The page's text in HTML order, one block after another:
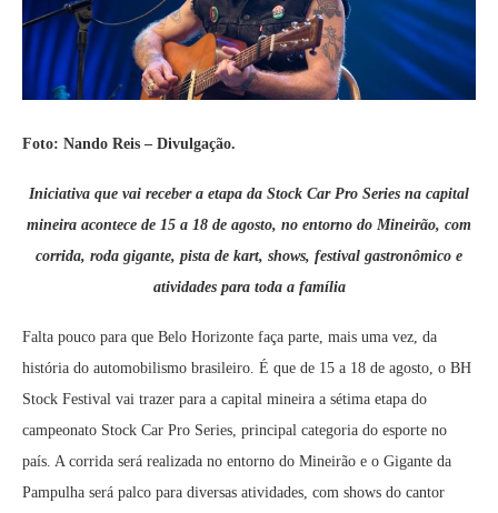
Foto: Nando Reis – Divulgação.
Iniciativa que vai receber a etapa da Stock Car Pro Series na capital
mineira acontece de 15 a 18 de agosto, no entorno do Mineirão, com
corrida, roda gigante, pista de kart, shows, festival gastronômico e
atividades para toda a família
Falta pouco para que Belo Horizonte faça parte, mais uma vez, da
história do automobilismo brasileiro. É que de 15 a 18 de agosto, o BH
Stock Festival vai trazer para a capital mineira a sétima etapa do
campeonato Stock Car Pro Series, principal categoria do esporte no
país. A corrida será realizada no entorno do Mineirão e o Gigante da
Pampulha será palco para diversas atividades, com shows do cantor